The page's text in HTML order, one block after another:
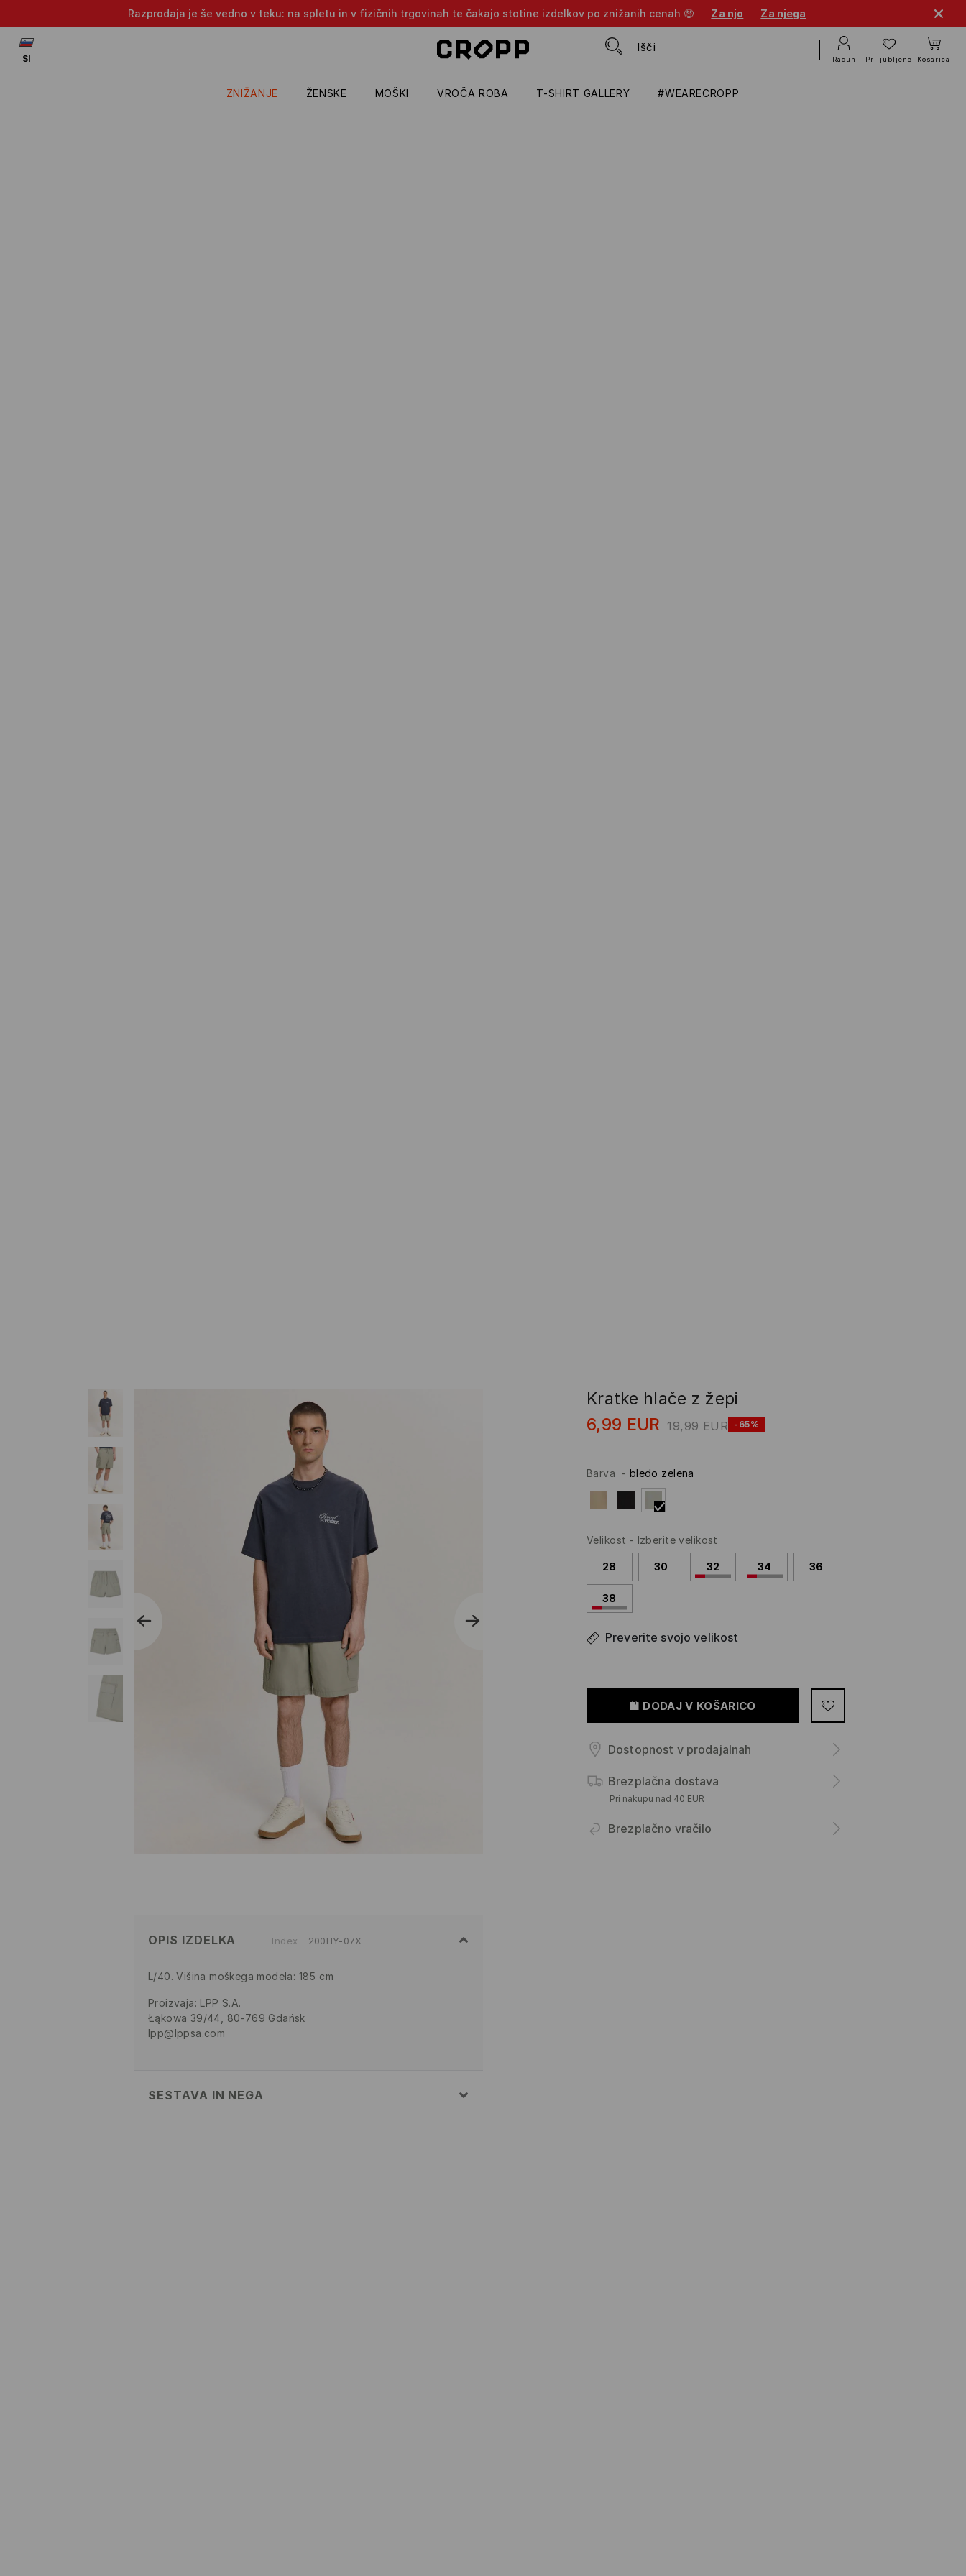
Razprodaja je še vedno v teku: na spletu in v fizičnih trgovinah te čakajo stotine izdelkov po znižanih cenah 🤑 Za njo Za njega
ZNIŽANJE ŽENSKE MOŠKI VROČA ROBA T-SHIRT GALLERY #WEARECROPP
SI Račun Priljubljene Košarica
Kratke hlače z žepi
6,99 EUR 19,99 EUR -65%
Barva - bledo zelena
Velikost - Izberite velikost
28 30 32 34 36
38
Preverite svojo velikost
DODAJ V KOŠARICO
Dostopnost v prodajalnah
Brezplačna dostava
Pri nakupu nad 40 EUR
Brezplačno vračilo
OPIS IZDELKA Index 200HY-07X
L/40. Višina moškega modela: 185 cm
Proizvaja: LPP S.A.
Łąkowa 39/44, 80-769 Gdańsk
lpp@lppsa.com
SESTAVA IN NEGA